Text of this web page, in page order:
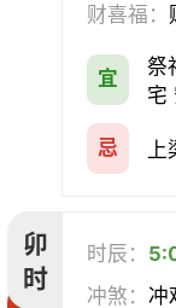
财喜福：
宜
祭
宅
忌
卯
时
时辰：
冲煞：